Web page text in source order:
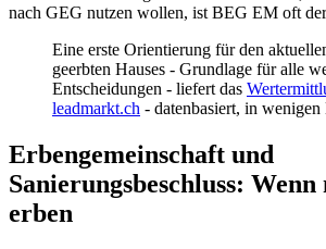
nach GEG nutzen wollen, ist BEG EM oft
Eine erste Orientierung für den
geerbten Hauses - Grundlage für alle
Entscheidungen - liefert das
leadmarkt.ch - datenbasiert, in
Erbengemeinschaft und
Sanierungsbeschluss:
erben